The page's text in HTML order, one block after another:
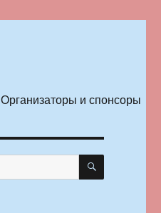
Организаторы и спонсоры
ПОИСК